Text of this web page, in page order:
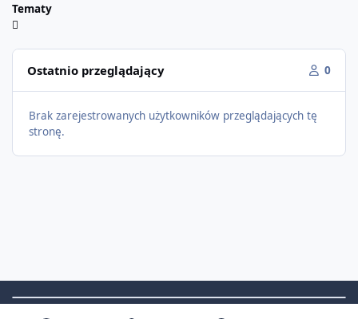
Tematy
Ostatnio przeglądający 0
Brak zarejestrowanych użytkowników przeglądających tę
stronę.